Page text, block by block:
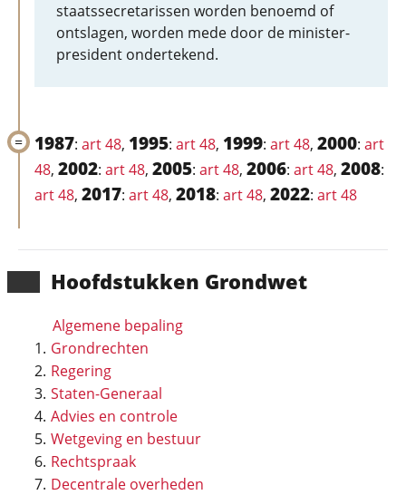
Hoofd­stukken Grondwet
Algemene bepaling
Grondrechten
Regering
Staten-Generaal
Advies en controle
Wetgeving en bestuur
Rechtspraak
Decentrale overheden
staatssecretarissen worden benoemd of
ontslagen, worden mede door de minister-
president ondertekend.
1987: art 48, 1995: art 48, 1999: art 48, 2000: art
48, 2002: art 48, 2005: art 48, 2006: art 48, 2008:
art 48, 2017: art 48, 2018: art 48, 2022: art 48